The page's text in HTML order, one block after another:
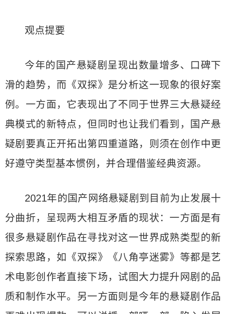
观点提要
今年的国产悬疑剧呈现出数量增多、口碑下
滑的趋势，而《双探》是分析这一现象的很好案
例。一方面，它表现出了不同于世界三大悬疑经
典模式的新特点，但同时也让我们看到，国产悬
疑剧要真正开拓出第四重道路，则须在创作中更
好遵守类型基本惯例，并合理借鉴经典资源。
2021年的国产网络悬疑剧到目前为止发展十
分曲折，呈现两大相互矛盾的现状：一方面是有
很多悬疑剧作品在寻找对这一世界成熟类型的新
探索思路，如《双探》《八角亭迷雾》等都是艺
术电影创作者直接下场，试图大力提升网剧的品
质和制作水平。另一方面则是今年的悬疑剧作品